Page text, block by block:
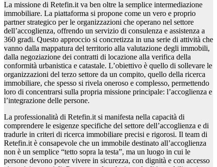
La missione di Retefin.it va ben oltre la semplice intermediazione
immobiliare. La piattaforma si propone come un vero e proprio
partner strategico per le organizzazioni che operano nel settore
dell’accoglienza, offrendo un servizio di consulenza e assistenza a
360 gradi. Questo approccio si concretizza in una serie di attività che
vanno dalla mappatura del territorio alla valutazione degli immobili,
dalla negoziazione dei contratti di locazione alla verifica della
conformità urbanistica e catastale. L’obiettivo è quello di sollevare le
organizzazioni del terzo settore da un compito, quello della ricerca
immobiliare, che spesso si rivela oneroso e complesso, permettendo
loro di concentrarsi sulla propria missione principale: l’accoglienza e
l’integrazione delle persone.
La professionalità di Retefin.it si manifesta nella capacità di
comprendere le esigenze specifiche del settore dell’accoglienza e di
tradurle in criteri di ricerca immobiliare precisi e rigorosi. Il team di
Retefin.it è consapevole che un immobile destinato all’accoglienza
non è un semplice “tetto sopra la testa”, ma un luogo in cui le
persone devono poter vivere in sicurezza, con dignità e con accesso